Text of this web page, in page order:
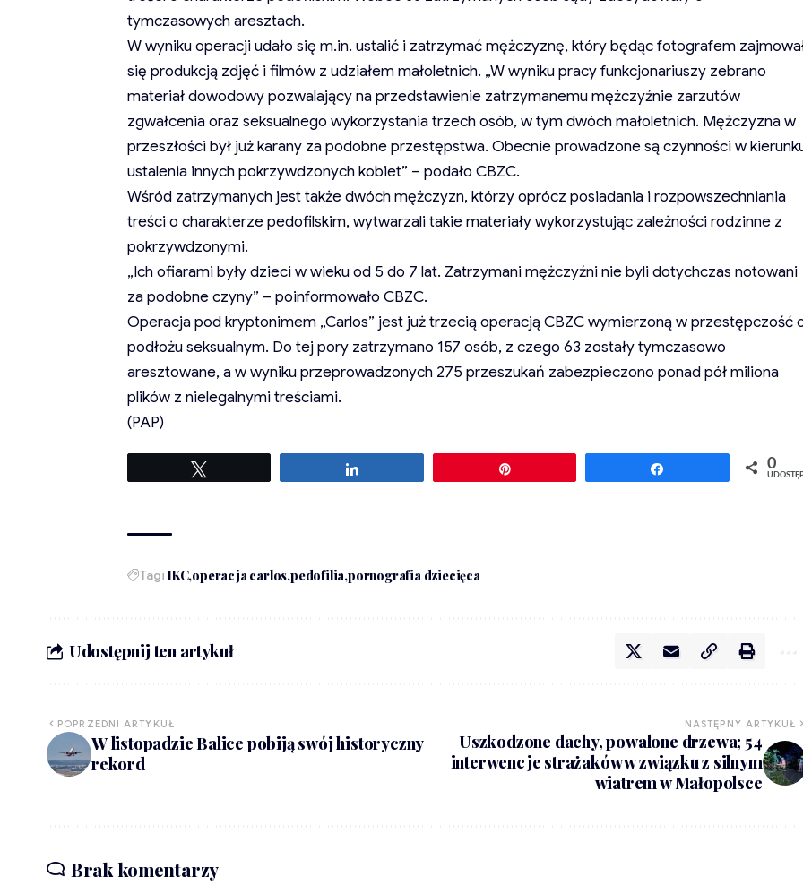
tymczasowych aresztach.
W wyniku operacji udało się m.in. ustalić i zatrzymać mężczyznę, który będąc fotografem
się produkcją zdjęć i filmów z udziałem małoletnich. „W wyniku pracy funkcjonariuszy zebrano
materiał dowodowy pozwalający na przedstawienie zatrzymanemu mężczyźnie zarzutów
zgwałcenia oraz seksualnego wykorzystania trzech osób, w tym dwóch małoletnich. Mężczyzna w
przeszłości był już karany za podobne przestępstwa. Obecnie prowadzone są czynności w
ustalenia innych pokrzywdzonych kobiet” – podało CBZC.
Wśród zatrzymanych jest także dwóch mężczyzn, którzy oprócz posiadania i rozpowszechniania
treści o charakterze pedofilskim, wytwarzali takie materiały wykorzystując zależności rodzinne z
pokrzywdzonymi.
„Ich ofiarami były dzieci w wieku od 5 do 7 lat. Zatrzymani mężczyźni nie byli dotychczas notowani
za podobne czyny” – poinformowało CBZC.
Operacja pod kryptonimem „Carlos” jest już trzecią operacją CBZC wymierzoną w przestępczość
podłożu seksualnym. Do tej pory zatrzymano 157 osób, z czego 63 zostały tymczasowo
aresztowane, a w wyniku przeprowadzonych 275 przeszukań zabezpieczono ponad pół miliona
plików z nielegalnymi treściami.
(PAP)
0
Tagi IKC operacja carlos pedofilia pornografia dziecięca
Udostępnij ten artykuł
POPRZEDNI ARTYKUŁ
W listopadzie Balice pobiją swój historyczny
rekord
NASTĘPNY ARTYKUŁ
Uszkodzone dachy, powalone drzewa; 54
interwencje strażaków w związku z silnym
wiatrem w Małopolsce
Brak komentarzy